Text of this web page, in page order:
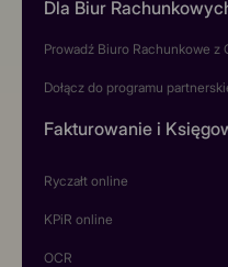
Dla Biur
Prowadź Biuro Rachunkowe z
Dołącz do programu
Fakturowanie i
Ryczałt online
KPiR online
OCR